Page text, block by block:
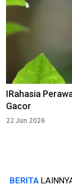
IRahasia
Gacor
22 Jun 2026
BERITA